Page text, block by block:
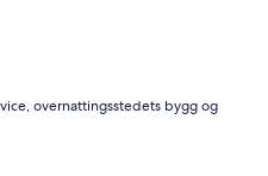
overnattingsstedets bygg og